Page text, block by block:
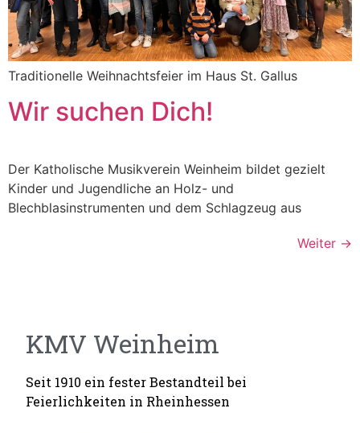
Traditionelle Weihnachtsfeier im Haus St. Gallus
Wir suchen Dich!
Der Katholische Musikverein Weinheim bildet gezielt
Kinder und Jugendliche an Holz- und
Blechblasinstrumenten und dem Schlagzeug aus
Weiter →
KMV Weinheim
Seit 1910 ein fester Bestandteil bei
Feierlichkeiten in Rheinhessen